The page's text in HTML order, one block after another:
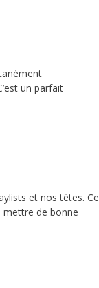
un parfait
et nos têtes. Ce
mettre de bonne